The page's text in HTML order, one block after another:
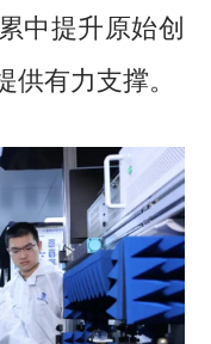
中提升原始创
有力支撑。